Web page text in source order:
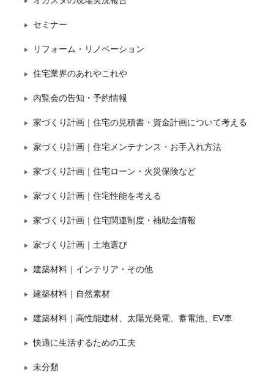
セミナー
リフォーム・リノベーション
住宅業界のあれやこれや
内覧会の告知・予約情報
家づくり計画｜住宅の見積書・資金計画について考える
家づくり計画｜住宅メンテナンス・お手入れ方法
家づくり計画｜住宅ローン・火災保険など
家づくり計画｜住宅性能を考える
家づくり計画｜住宅関連制度・補助金情報
家づくり計画｜土地選び
建築材料｜インテリア・その他
建築材料｜自然素材
建築材料｜高性能建材、太陽光発電、蓄電池、EV車
快適に生活するための工夫
未分類